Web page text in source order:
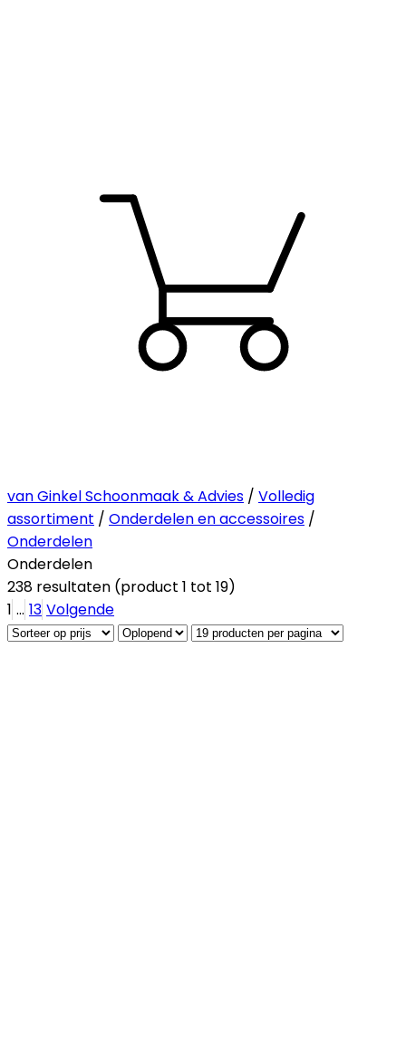
van Ginkel Schoonmaak & Advies / Volledig
assortiment / Onderdelen en accessoires /
Onderdelen
Onderdelen
238 resultaten (product 1 tot 19)
1 ... 13 Volgende